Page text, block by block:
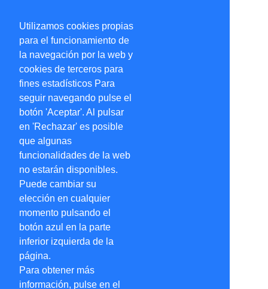
Utilizamos cookies propias
para el funcionamiento de
la navegación por la web y
cookies de terceros para
fines estadísticos Para
seguir navegando pulse el
botón 'Aceptar'. Al pulsar
en 'Rechazar' es posible
que algunas
funcionalidades de la web
no estarán disponibles.
Puede cambiar su
elección en cualquier
momento pulsando el
botón azul en la parte
inferior izquierda de la
página.
Para obtener más
información, pulse en el